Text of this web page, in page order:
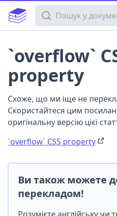
Пошук у документації
`overflow`
property
Схоже, що ми іще не
Скористайтеся цим
оригінальну версію цієї
`overflow` CSS property
Ви також можете
перекладом!